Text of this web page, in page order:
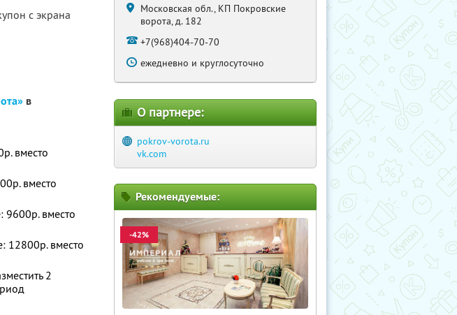
с экрана
в
вместо
вместо
9600р. вместо
12800р. вместо
2
Московская обл., КП Покровские
ворота, д. 182
+7(968)404-70-70
ежедневно и круглосуточно
О партнере:
pokrov-vorota.ru
vk.com
Рекомендуемые:
-42%